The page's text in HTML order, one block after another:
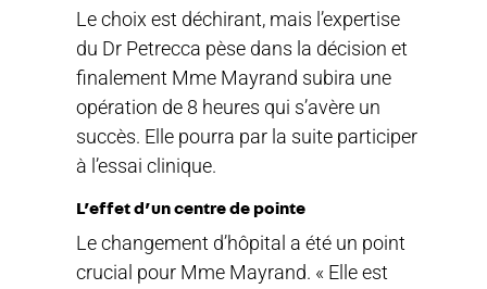
Le choix est déchirant, mais l’expertise
du Dr Petrecca pèse dans la décision et
finalement Mme Mayrand subira une
opération de 8 heures qui s’avère un
succès. Elle pourra par la suite participer
à l’essai clinique.
L’effet d’un centre de pointe
Le changement d’hôpital a été un point
crucial pour Mme Mayrand. « Elle est